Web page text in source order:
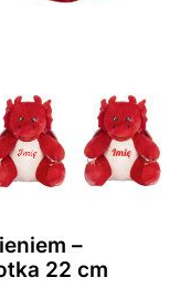
–
22 cm